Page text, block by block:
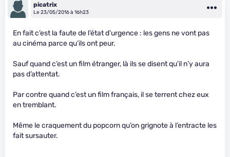
picatrix
Le 23/05/2016 à 16h23
En fait c’est la faute de l’état d’urgence : les gens ne vont pas
au cinéma parce qu’ils ont peur.
Sauf quand c’est un film étranger, là ils se disent qu’il n’y aura
pas d’attentat.
Par contre quand c’est un film français, il se terrent chez eux
en tremblant.
Même le craquement du popcorn qu’on grignote à l’entracte les
fait sursauter.